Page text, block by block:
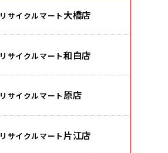
リサイクルマート 大橋店
リサイクルマート和白店
リサイクルマート 原店
リサイクルマート片江店